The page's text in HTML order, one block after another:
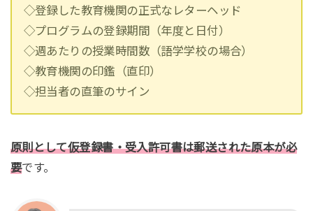
◇登録した教育機関の正式なレターヘッド
◇プログラムの登録期間（年度と日付）
◇週あたりの授業時間数（語学学校の場合）
◇教育機関の印鑑（直印）
◇担当者の直筆のサイン
原則として仮登録書・受入許可書は郵送された原本が必
要です。